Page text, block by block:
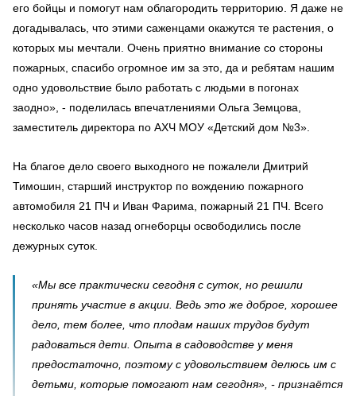
его бойцы и помогут нам облагородить территорию. Я даже не
догадывалась, что этими саженцами окажутся те растения, о
которых мы мечтали. Очень приятно внимание со стороны
пожарных, спасибо огромное им за это, да и ребятам нашим
одно удовольствие было работать с людьми в погонах
заодно», - поделилась впечатлениями Ольга Земцова,
заместитель директора по АХЧ МОУ «Детский дом №3».
На благое дело своего выходного не пожалели Дмитрий
Тимошин, старший инструктор по вождению пожарного
автомобиля 21 ПЧ и Иван Фарима, пожарный 21 ПЧ. Всего
несколько часов назад огнеборцы освободились после
дежурных суток.
«Мы все практически сегодня с суток, но решили
принять участие в акции. Ведь это же доброе, хорошее
дело, тем более, что плодам наших трудов будут
радоваться дети. Опыта в садоводстве у меня
предостаточно, поэтому с удовольствием делюсь им с
детьми, которые помогают нам сегодня», - признаётся